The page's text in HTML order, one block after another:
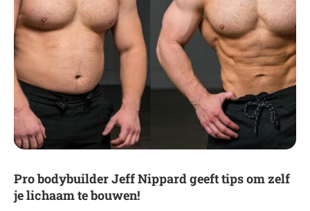
Pro bodybuilder Jeff Nippard geeft tips om zelf
je lichaam te bouwen!